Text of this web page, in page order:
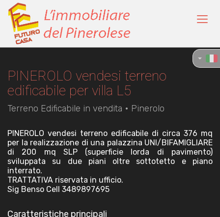
73.000 €
PINEROLO vendesi terreno
edificabile per villa L5
Terreno Edificabile in vendita • Pinerolo
PINEROLO vendesi terreno edificabile di circa 376 mq
per la realizzazione di una palazzina UNI/BIFAMIGLIARE
di 200 mq SLP (superficie lorda di pavimento)
sviluppata su due piani oltre sottotetto e piano
interrato.
TRATTATIVA riservata in ufficio.
Sig Benso Cell 3489897695
Caratteristiche principali